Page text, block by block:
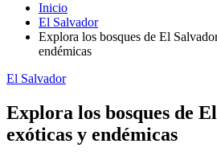
Inicio
El Salvador
Explora los bosques de El
endémicas
El Salvador
Explora los bosques de
exóticas y endémicas